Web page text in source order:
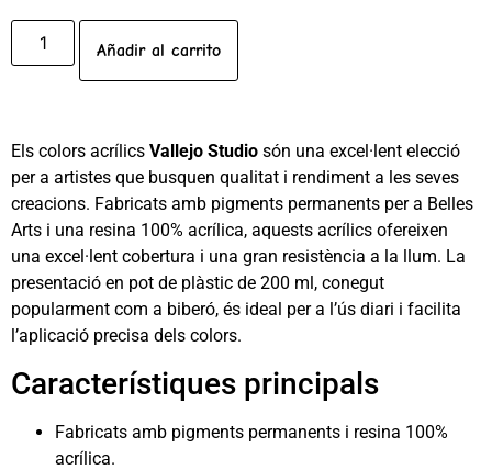
Añadir al carrito
Els colors acrílics Vallejo Studio són una excel·lent elecció
per a artistes que busquen qualitat i rendiment a les seves
creacions. Fabricats amb pigments permanents per a Belles
Arts i una resina 100% acrílica, aquests acrílics ofereixen
una excel·lent cobertura i una gran resistència a la llum. La
presentació en pot de plàstic de 200 ml, conegut
popularment com a biberó, és ideal per a l’ús diari i facilita
l’aplicació precisa dels colors.
Característiques principals
Fabricats amb pigments permanents i resina 100%
acrílica.